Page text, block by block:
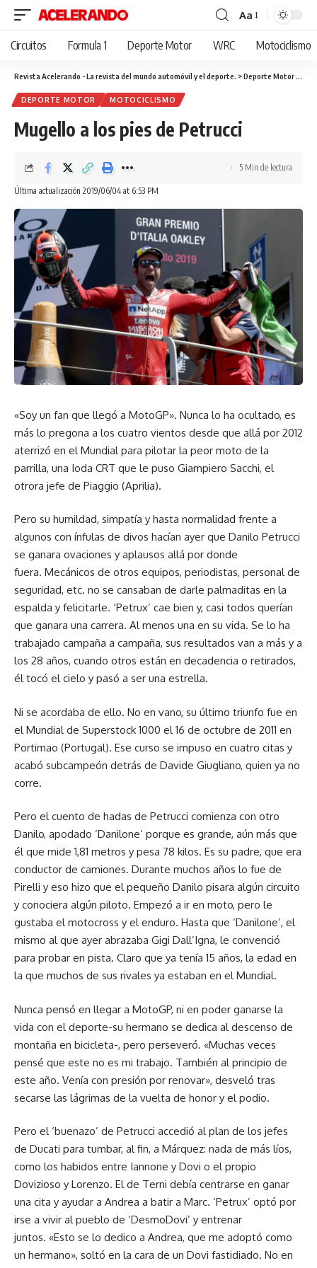
Cambiar
tamaño
fuente
Aa
Circuitos Formula 1 Deporte Motor WRC Motociclismo
Revista Acelerando - La revista del mundo automóvil y el deporte. >Deporte Motor
DEPORTE MOTOR MOTOCICLISMO
Mugello a los pies de Petrucci
Última actualización 2019/06/04 at 6:53 PM
5 Min de lectura
«Soy un fan que llegó a MotoGP». Nunca lo ha ocultado, es
más lo pregona a los cuatro vientos desde que allá por 2012
aterrizó en el Mundial para pilotar la peor moto de la
parrilla, una Ioda CRT que le puso Giampiero Sacchi, el
otrora jefe de Piaggio (Aprilia).
Pero su humildad, simpatía y hasta normalidad frente a
algunos con ínfulas de divos hacían ayer que Danilo Petrucci
se ganara ovaciones y aplausos allá por donde
fuera. Mecánicos de otros equipos, periodistas, personal de
seguridad, etc. no se cansaban de darle palmaditas en la
espalda y felicitarle. ‘Petrux’ cae bien y, casi todos querían
que ganara una carrera. Al menos una en su vida. Se lo ha
trabajado campaña a campaña, sus resultados van a más y a
los 28 años, cuando otros están en decadencia o retirados,
él tocó el cielo y pasó a ser una estrella.
Ni se acordaba de ello. No en vano, su último triunfo fue en
el Mundial de Superstock 1000 el 16 de octubre de 2011 en
Portimao (Portugal). Ese curso se impuso en cuatro citas y
acabó subcampeón detrás de Davide Giugliano, quien ya no
corre.
Pero el cuento de hadas de Petrucci comienza con otro
Danilo, apodado ‘Danilone’ porque es grande, aún más que
él que mide 1,81 metros y pesa 78 kilos. Es su padre, que era
conductor de camiones. Durante muchos años lo fue de
Pirelli y eso hizo que el pequeño Danilo pisara algún circuito
y conociera algún piloto. Empezó a ir en moto, pero le
gustaba el motocross y el enduro. Hasta que ‘Danilone’, el
mismo al que ayer abrazaba Gigi Dall’Igna, le convenció
para probar en pista. Claro que ya tenía 15 años, la edad en
la que muchos de sus rivales ya estaban en el Mundial.
Nunca pensó en llegar a MotoGP, ni en poder ganarse la
vida con el deporte-su hermano se dedica al descenso de
montaña en bicicleta-, pero perseveró. «Muchas veces
pensé que este no es mi trabajo. También al principio de
este año. Venía con presión por renovar», desveló tras
secarse las lágrimas de la vuelta de honor y el podio.
Pero el ‘buenazo’ de Petrucci accedió al plan de los jefes
de Ducati para tumbar, al fin, a Márquez: nada de más líos,
como los habidos entre Iannone y Dovi o el propio
Dovizioso y Lorenzo. El de Terni debía centrarse en ganar
una cita y ayudar a Andrea a batir a Marc. ‘Petrux’ optó por
irse a vivir al pueblo de ‘DesmoDovi’ y entrenar
juntos. «Esto se lo dedico a Andrea, que me adoptó como
un hermano», soltó en la cara de un Dovi fastidiado. No en